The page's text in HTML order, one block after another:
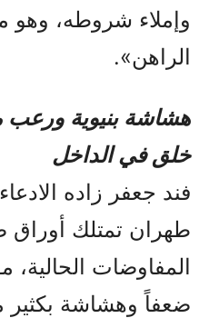
وإملاء شروطه، وهو
الراهن».
هشاشة بنيوية
خلق في الداخل
فند جعفر زاده
طهران تمتلك
المفاوضات الحالية،
ضعفاً وهشاشة بكثير